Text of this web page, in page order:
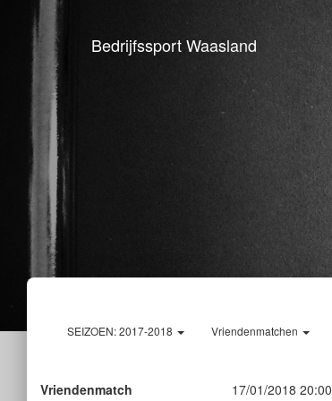
Bedrijfssport Waasland
SEIZOEN: 2017-2018 Vriendenmatchen
Vriendenmatch 17/01/2018 20:00